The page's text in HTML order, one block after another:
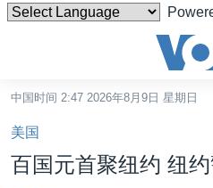
碍
链
接
中国时间 2:47 2026年8月9日 星期日
美国
百国元首聚纽约 纽